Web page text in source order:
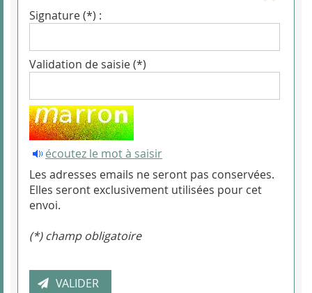
Signature (*) :
Validation de saisie (*)
écoutez le mot à saisir
Les adresses emails ne seront pas conservées.
Elles seront exclusivement utilisées pour cet
envoi.
(*) champ obligatoire